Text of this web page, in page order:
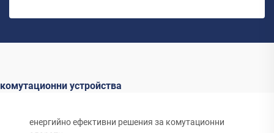
комутационни устройства
енергийно ефективни решения за комутационни